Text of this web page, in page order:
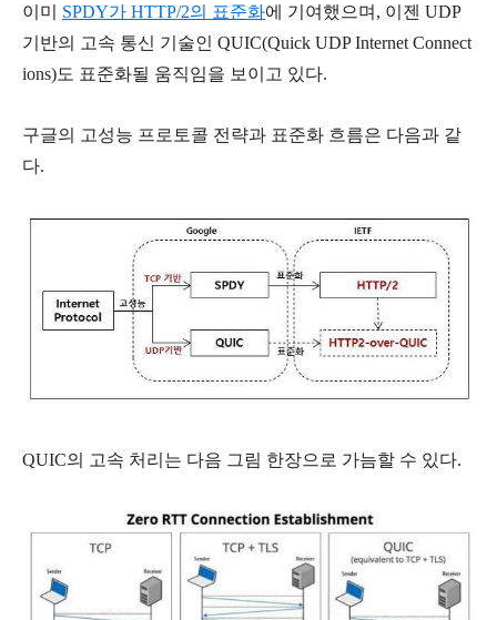
이미 SPDY가 HTTP/2의 표준화에 기여했으며, 이젠 UDP
기반의 고속 통신 기술인 QUIC(Quick UDP Internet Connect
ions)도 표준화될 움직임을 보이고 있다.
구글의 고성능 프로토콜 전략과 표준화 흐름은 다음과 같
다.
QUIC의 고속 처리는 다음 그림 한장으로 가늠할 수 있다.